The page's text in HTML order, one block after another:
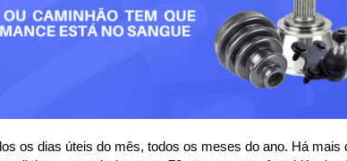
os dias úteis do mês, todos os meses do ano. Há mais